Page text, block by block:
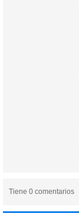
Tiene 0 comentarios